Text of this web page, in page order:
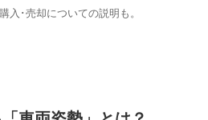
入･売却についての説明も。